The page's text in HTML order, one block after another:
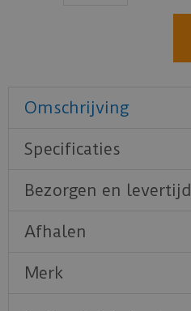
Omschrijving
Specificaties
Bezorgen en levertijd
Afhalen
Merk